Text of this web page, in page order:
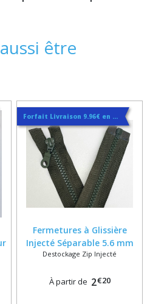
être
Forfait Livraison 9.96€ en Courrier Suivi
Fermetures à Glissière
Injecté Séparable 5.6 mm
sur Ruban kaki
Destockage Zip Injecté
À partir de 2€20